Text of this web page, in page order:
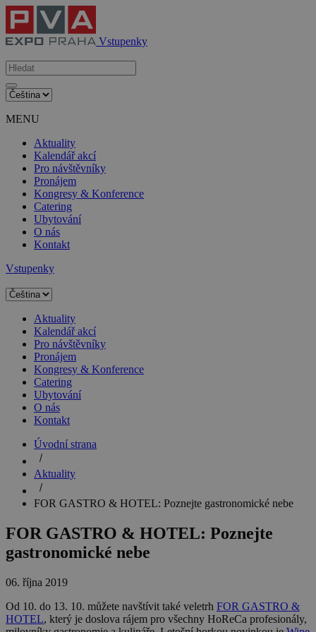
Vstupenky
MENU
Aktuality
Kalendář akcí
Pro návštěvníky
Pronájem
Kongresy & Konference
Catering
Ubytování
O nás
Kontakt
Vstupenky
Aktuality
Kalendář akcí
Pro návštěvníky
Pronájem
Kongresy & Konference
Catering
Ubytování
O nás
Kontakt
Úvodní strana
Aktuality
FOR GASTRO & HOTEL: Poznejte gastronomické nebe
FOR GASTRO & HOTEL: Poznejte
gastronomické nebe
06. října 2019
Od 10. do 13. 10. můžete navštívit také veletrh FOR GASTRO &
HOTEL, který je doslova rájem pro všechny HoReCa profesionály,